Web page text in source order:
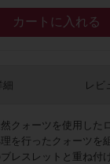
カートに入れる
クォーツを使用した
を行ったクォーツを
レスレットと重ね付
細 レビ